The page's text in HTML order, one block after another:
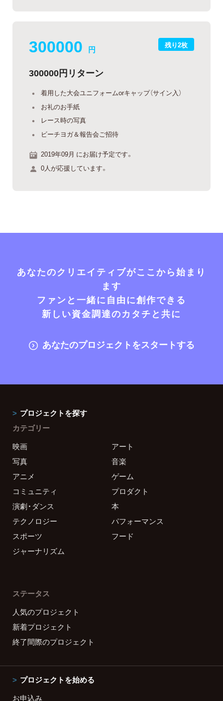
残り2枚
300000 円
300000円リターン
着用した大会ユニフォームorキャップ（サイン入）
お礼のお手紙
レース時の写真
ビーチヨガ＆報告会ご招待
2019年09月 にお届け予定です。
0人が応援しています。
あなたのクリエイティブがここから始まり
ます
ファンと一緒に自由に創作できる
新しい資金調達のカタチと共に
あなたのプロジェクトをスタートする
プロジェクトを探す
カテゴリー
映画
アート
写真
音楽
アニメ
ゲーム
コミュニティ
プロダクト
演劇・ダンス
本
テクノロジー
パフォーマンス
スポーツ
フード
ジャーナリズム
ステータス
人気のプロジェクト
新着プロジェクト
終了間際のプロジェクト
プロジェクトを始める
お申込み